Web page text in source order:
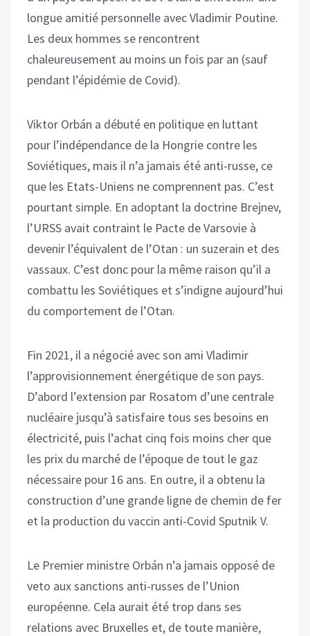
longue amitié personnelle avec Vladimir Poutine.
Les deux hommes se rencontrent
chaleureusement au moins un fois par an (sauf
pendant l’épidémie de Covid).
Viktor Orbán a débuté en politique en luttant
pour l’indépendance de la Hongrie contre les
Soviétiques, mais il n’a jamais été anti-russe, ce
que les Etats-Uniens ne comprennent pas. C’est
pourtant simple. En adoptant la doctrine Brejnev,
l’URSS avait contraint le Pacte de Varsovie à
devenir l’équivalent de l’Otan : un suzerain et des
vassaux. C’est donc pour la même raison qu’il a
combattu les Soviétiques et s’indigne aujourd’hui
du comportement de l’Otan.
Fin 2021, il a négocié avec son ami Vladimir
l’approvisionnement énergétique de son pays.
D’abord l’extension par Rosatom d’une centrale
nucléaire jusqu’à satisfaire tous ses besoins en
électricité, puis l’achat cinq fois moins cher que
les prix du marché de l’époque de tout le gaz
nécessaire pour 16 ans. En outre, il a obtenu la
construction d’une grande ligne de chemin de fer
et la production du vaccin anti-Covid Sputnik V.
Le Premier ministre Orbán n’a jamais opposé de
veto aux sanctions anti-russes de l’Union
européenne. Cela aurait été trop dans ses
relations avec Bruxelles et, de toute manière,